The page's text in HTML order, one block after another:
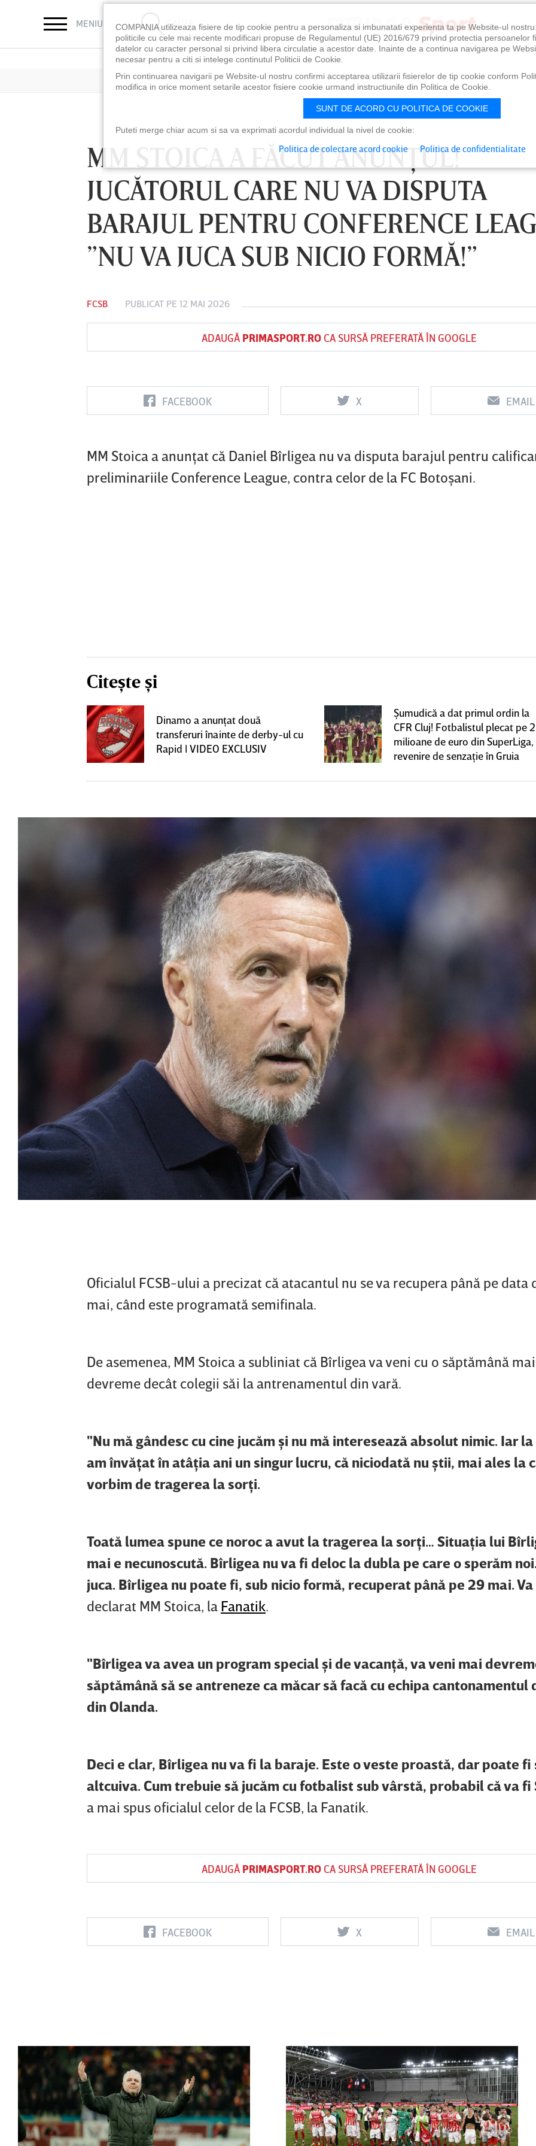
MENIU CAUTĂ
MM STOICA A FĂCUT ANUNŢUL!
JUCĂTORUL CARE NU VA DISPUTA
BARAJUL PENTRU CONFERENCE
”NU VA JUCA SUB NICIO FORMĂ!”
FCSB PUBLICAT PE 12 MAI 2026
ADAUGĂ PRIMASPORT.ROCA SURSĂ PREFERATĂ ÎN GOOGLE
FACEBOOK X EMAIL
MM Stoica a anunţat că Daniel Bîrligea nu va disputa barajul pentru
preliminariile Conference League, contra celor de la FC Botoşani.
Citește și
Dinamo a anunţat două
transferuri înainte de derby-ul cu
Rapid | VIDEO EXCLUSIV
Şumudică a dat primul ordin la
CFR Cluj! Fotbalistul plecat pe 2
milioane de euro din SuperLiga,
revenire de senzaţie în Gruia
Oficialul FCSB-ului a precizat că atacantul nu se va recupera până pe data
mai, când este programată semifinala.
De asemenea, MM Stoica a subliniat că Bîrligea va veni cu o săptămână mai
devreme decât colegii săi la antrenamentul din vară.
"Nu mă gândesc cu cine jucăm şi nu mă interesează absolut nimic. Iar
am învăţat în atâţia ani un singur lucru, că niciodată nu ştii, mai ales la
vorbim de tragerea la sorţi.
Toată lumea spune ce noroc a avut la tragerea la sorţi… Situaţia lui
mai e necunoscută. Bîrligea nu va fi deloc la dubla pe care o sperăm
juca. Bîrligea nu poate fi, sub nicio formă, recuperat până pe 29 mai.
declarat MM Stoica, la Fanatik.
"Bîrligea va avea un program special şi de vacanţă, va veni mai
săptămână să se antreneze ca măcar să facă cu echipa cantonamentul
din Olanda.
Deci e clar, Bîrligea nu va fi la baraje. Este o veste proastă, dar poate fi
altcuiva. Cum trebuie să jucăm cu fotbalist sub vârstă, probabil că va fi
a mai spus oficialul celor de la FCSB, la Fanatik.
ADAUGĂ PRIMASPORT.ROCA SURSĂ PREFERATĂ ÎN GOOGLE
FACEBOOK X EMAIL
LUNI 10 AUG, 18:30
FC Botoşani
Vs
Corvinul
LUNI 10 AUG, 21:30
Sepsi OSK Sf
Vs
FCSB
VINERI 07 AUG, 21:00
UTA Arad
0
Vs
Rapid
0
COMPANIA utilizeaza fisiere de tip cookie pentru a personaliza si imbunatati experienta ta pe Website-ul
politicile cu cele mai recente modificari propuse de Regulamentul (UE) 2016/679 privind protectia persoanelor
datelor cu caracter personal si privind libera circulatie a acestor date. Inainte de a continua navigarea pe
necesar pentru a citi si intelege continutul Politicii de Cookie.
Prin continuarea navigarii pe Website-ul nostru confirmi acceptarea utilizarii fisierelor de tip cookie conform
modifica in orice moment setarile acestor fisiere cookie urmand instructiunile din Politica de Cookie.
SUNT DE ACORD CU POLITICA DE COOKIE
Puteti merge chiar acum si sa va exprimati acordul individual la nivel de cookie:
Politica de colectare acord cookie Politica de confidentialitate